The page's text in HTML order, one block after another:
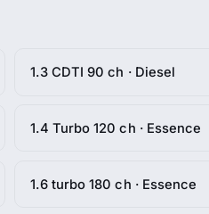
1.3 CDTI 90 ch · Diesel
1.4 Turbo 120 ch · Essence
1.6 turbo 180 ch · Essence